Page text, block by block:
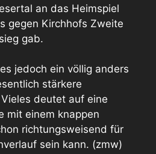
an das Heimspiel
gegen Kirchhofs Zweite
gab.
jedoch ein völlig anders
stärkere
deutet auf eine
mit einem knappen
richtungsweisend für
sein kann. (zmw)